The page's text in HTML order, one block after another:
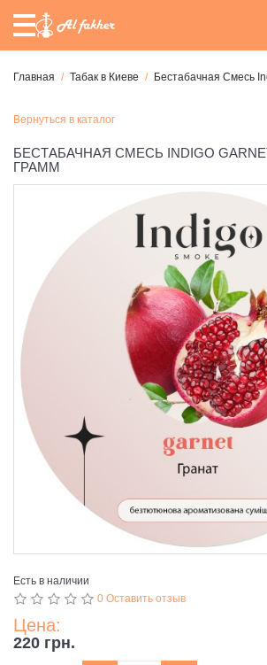
Главная Табак в Киеве Бестабачная Смесь
Вернуться в каталог
БЕСТАБАЧНАЯ СМЕСЬ INDIGO
ГРАММ
Есть в наличии
0 Оставить отзыв
Цена:
220 грн.